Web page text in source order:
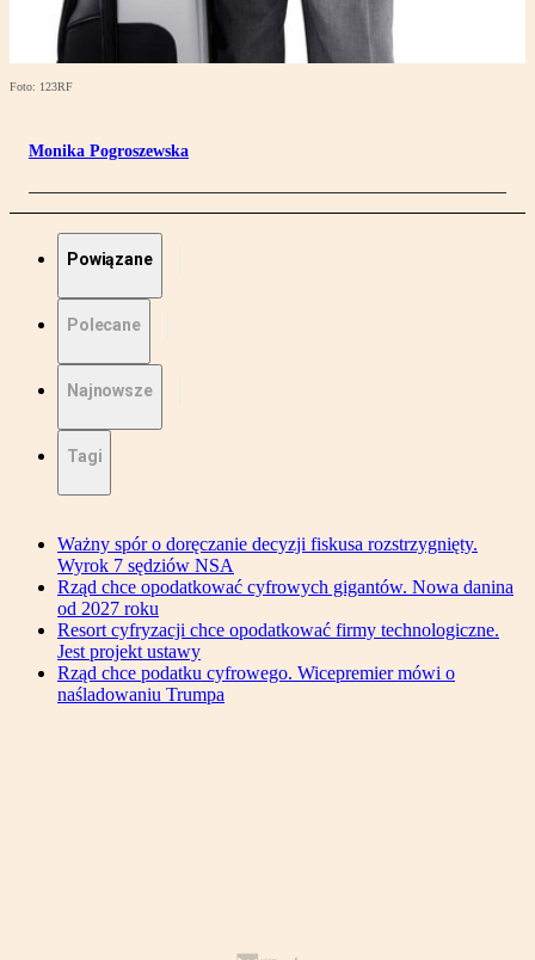
Foto: 123RF
Monika Pogroszewska
Powiązane
Polecane
Najnowsze
Tagi
Ważny spór o doręczanie decyzji fiskusa rozstrzygnięty.
Wyrok 7 sędziów NSA
Rząd chce opodatkować cyfrowych gigantów. Nowa danina
od 2027 roku
Resort cyfryzacji chce opodatkować firmy technologiczne.
Jest projekt ustawy
Rząd chce podatku cyfrowego. Wicepremier mówi o
naśladowaniu Trumpa